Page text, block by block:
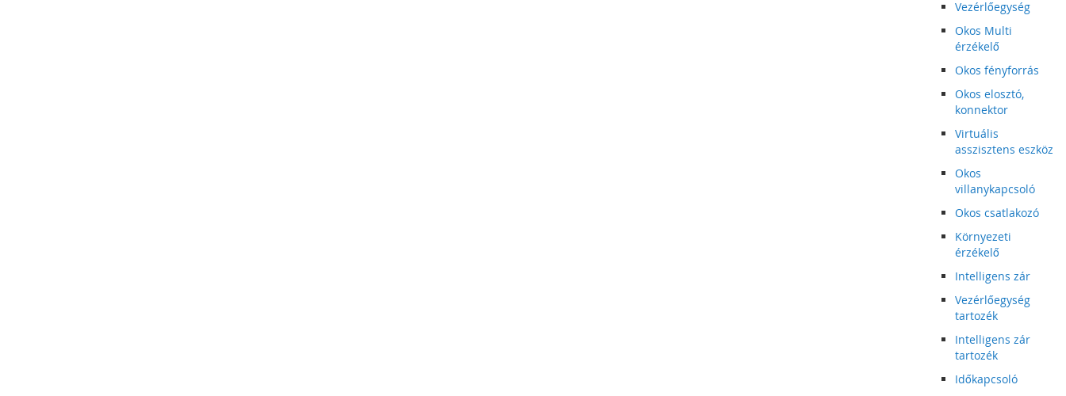
Vezérlőegység
Okos Multi
érzékelő
Okos fényforrás
Okos elosztó,
konnektor
Virtuális
asszisztens eszköz
Okos
villanykapcsoló
Okos csatlakozó
Környezeti
érzékelő
Intelligens zár
Vezérlőegység
tartozék
Intelligens zár
tartozék
Időkapcsoló